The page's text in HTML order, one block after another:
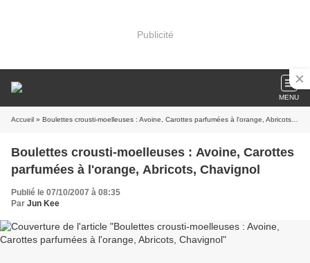
Publicité
MENU
Accueil » Boulettes crousti-moelleuses : Avoine, Carottes parfumées à l'orange, Abricots, Chavignol
Boulettes crousti-moelleuses : Avoine, Carottes
parfumées à l'orange, Abricots, Chavignol
Publié le 07/10/2007 à 08:35
Par Jun Kee